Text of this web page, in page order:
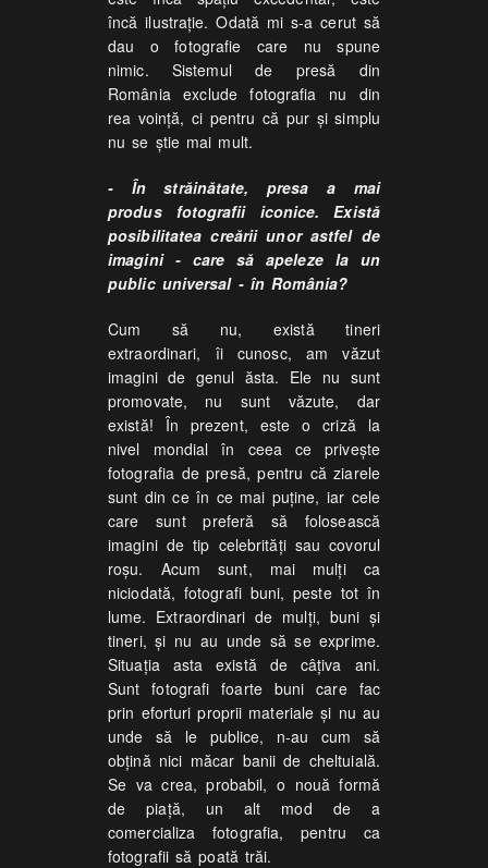
încă ilustraţie. Odată mi s-a cerut să
dau o fotografie care nu spune
nimic. Sistemul de presă din
România exclude fotografia nu din
rea voinţă, ci pentru că pur şi simplu
nu se ştie mai mult.
- În străinătate, presa a mai
produs fotografii iconice. Există
posibilitatea creării unor astfel de
imagini - care să apeleze la un
public universal - în România?
Cum să nu, există tineri
extraordinari, îi cunosc, am văzut
imagini de genul ăsta. Ele nu sunt
promovate, nu sunt văzute, dar
există! În prezent, este o criză la
nivel mondial în ceea ce priveşte
fotografia de presă, pentru că ziarele
sunt din ce în ce mai puţine, iar cele
care sunt preferă să folosească
imagini de tip celebrităţi sau covorul
roşu. Acum sunt, mai mulţi ca
niciodată, fotografi buni, peste tot în
lume. Extraordinari de mulţi, buni şi
tineri, şi nu au unde să se exprime.
Situaţia asta există de câţiva ani.
Sunt fotografi foarte buni care fac
prin eforturi proprii materiale şi nu au
unde să le publice, n-au cum să
obţină nici măcar banii de cheltuială.
Se va crea, probabil, o nouă formă
de piaţă, un alt mod de a
comercializa fotografia, pentru ca
fotografii să poată trăi.